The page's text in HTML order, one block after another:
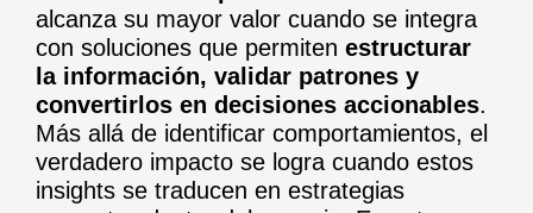
alcanza su mayor valor cuando se integra
con soluciones que permiten estructurar
la información, validar patrones y
convertirlos en decisiones accionables.
Más allá de identificar comportamientos, el
verdadero impacto se logra cuando estos
insights se traducen en estrategias